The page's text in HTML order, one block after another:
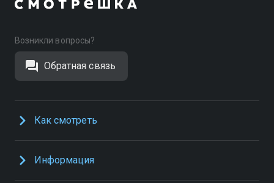
Возникли вопросы?
Обратная связь
Как смотреть
Информация